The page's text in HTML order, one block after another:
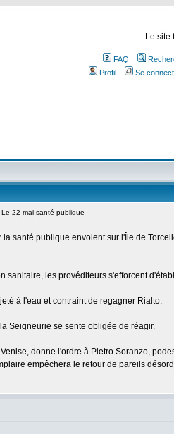
Le site
FAQ
Profil
Se
22 mai santé publique
santé publique envoient sur l'Île de
sanitaire, les provéditeurs s'efforcent
à l'eau et contraint de regagner Rialto.
Seigneurie se sente obligée de réagir.
donne l'ordre à Pietro Soranzo,
empêchera le retour de pareils